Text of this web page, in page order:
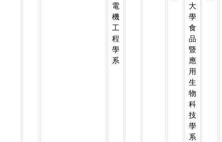
電
機
工
程
學
系
大
學
食
品
暨
應
用
生
物
科
技
學
系